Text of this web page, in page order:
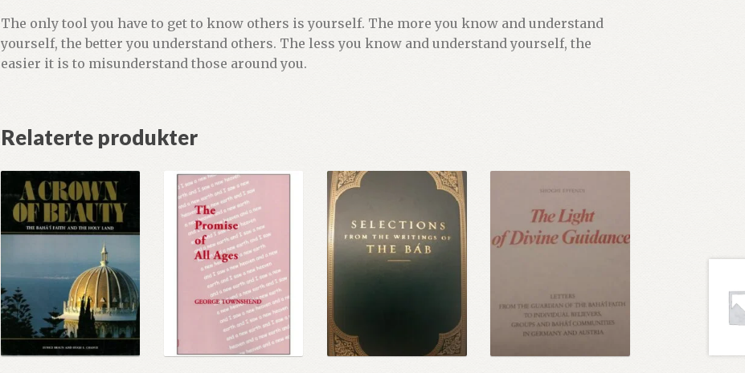
The only tool you have to get to know others is yourself. The more you know and understand
yourself, the better you understand others. The less you know and understand yourself, the
easier it is to misunderstand those around you.
Relaterte produkter